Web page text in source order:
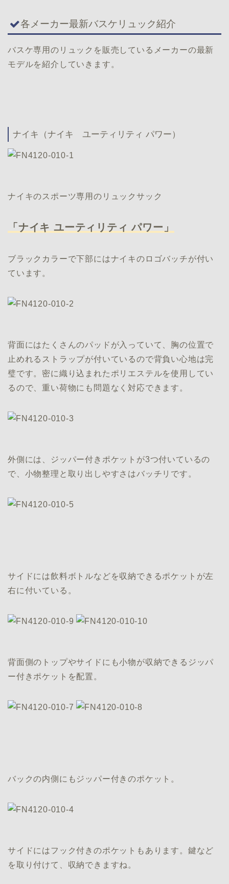
各メーカー最新バスケリュック紹介
バスケ専用のリュックを販売しているメーカーの最新
モデルを紹介していきます。
ナイキ（ナイキ ユーティリティ パワー）
ナイキのスポーツ専用のリュックサック
「ナイキ ユーティリティ パワー」
ブラックカラーで下部にはナイキのロゴバッチが付い
ています。
背面にはたくさんのパッドが入っていて、胸の位置で
止めれるストラップが付いているので背負い心地は完
璧です。密に織り込まれたポリエステルを使用してい
るので、重い荷物にも問題なく対応できます。
外側には、ジッパー付きポケットが3つ付いているの
で、小物整理と取り出しやすさはバッチリです。
サイドには飲料ボトルなどを収納できるポケットが左
右に付いている。
背面側のトップやサイドにも小物が収納できるジッパ
ー付きポケットを配置。
バックの内側にもジッパー付きのポケット。
サイドにはフック付きのポケットもあります。鍵など
を取り付けて、収納できますね。